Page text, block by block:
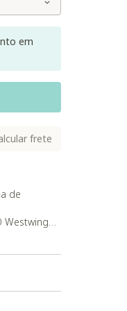
em
frete
de
Westwing